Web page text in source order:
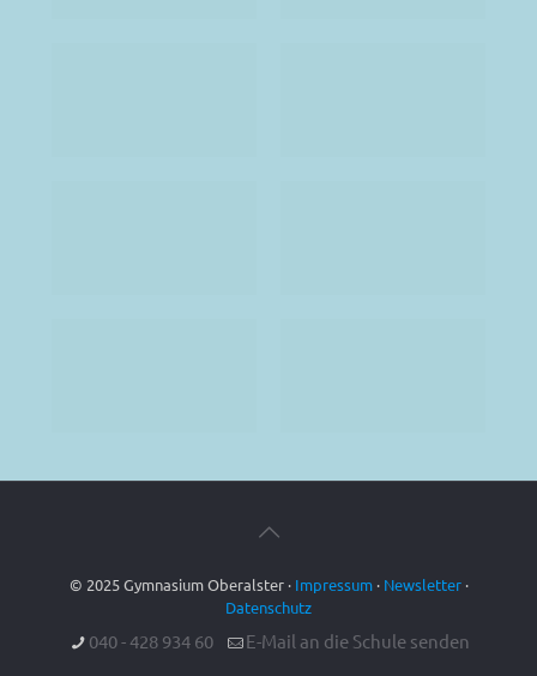
© 2025 Gymnasium Oberalster · Impressum· Newsletter·
Datenschutz
040 - 428 934 60 E-Mail an die Schule senden